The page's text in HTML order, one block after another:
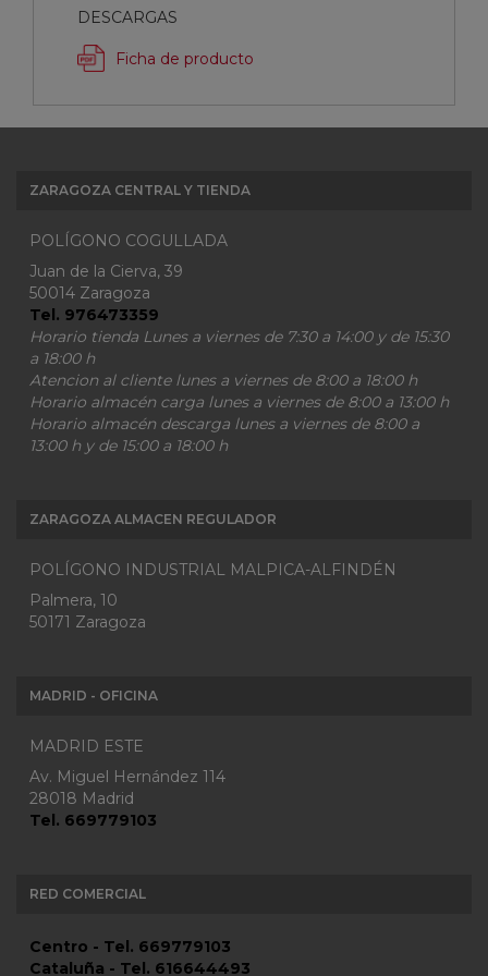
DESCARGAS
Ficha de producto
ZARAGOZA CENTRAL Y TIENDA
POLÍGONO COGULLADA
Juan de la Cierva, 39
50014 Zaragoza
Tel. 976473359
Horario tienda Lunes a viernes de 7:30 a 14:00 y de 15:30
a 18:00 h
Atencion al cliente lunes a viernes de 8:00 a 18:00 h
Horario almacén carga lunes a viernes de 8:00 a 13:00 h
Horario almacén descarga lunes a viernes de 8:00 a
13:00 h y de 15:00 a 18:00 h
ZARAGOZA ALMACEN REGULADOR
POLÍGONO INDUSTRIAL MALPICA-ALFINDÉN
Palmera, 10
50171 Zaragoza
MADRID - OFICINA
MADRID ESTE
Av. Miguel Hernández 114
28018 Madrid
Tel. 669779103
RED COMERCIAL
Centro - Tel. 669779103
Cataluña - Tel. 616644493